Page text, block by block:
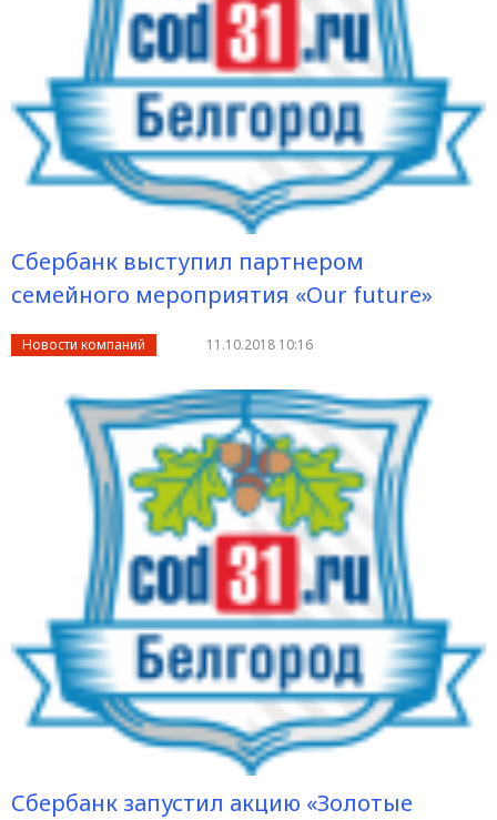
Сбербанк выступил партнером
семейного мероприятия «Our future»
Новости компаний 11.10.2018 10:16
Сбербанк запустил акцию «Золотые